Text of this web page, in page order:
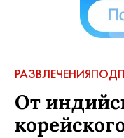
РАЗВЛЕЧЕНИЯ
От